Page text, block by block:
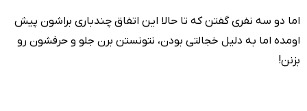
اما دو سه نفری گفتن که تا حالا این اتفاق چندباری براشون پیش
اومده اما به دلیل خجالتی بودن، نتونستن برن جلو و حرفشون رو
بزنن!